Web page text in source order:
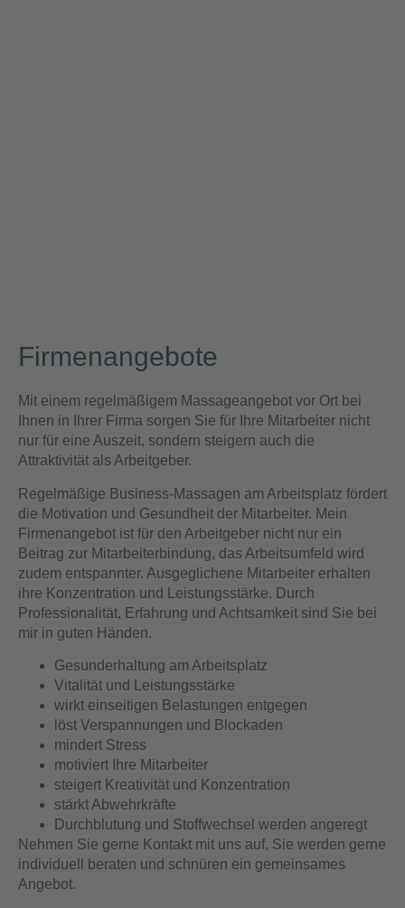
Firmenangebote
Mit einem regelmäßigem Massageangebot vor Ort bei
Ihnen in Ihrer Firma sorgen Sie für Ihre Mitarbeiter nicht
nur für eine Auszeit, sondern steigern auch die
Attraktivität als Arbeitgeber.
Regelmäßige Business-Massagen am Arbeitsplatz fördert
die Motivation und Gesundheit der Mitarbeiter. Mein
Firmenangebot ist für den Arbeitgeber nicht nur ein
Beitrag zur Mitarbeiterbindung, das Arbeitsumfeld wird
zudem entspannter. Ausgeglichene Mitarbeiter erhalten
ihre Konzentration und Leistungsstärke. Durch
Professionalität, Erfahrung und Achtsamkeit sind Sie bei
mir in guten Händen.
Gesunderhaltung am Arbeitsplatz
Vitalität und Leistungsstärke
wirkt einseitigen Belastungen entgegen
löst Verspannungen und Blockaden
mindert Stress
motiviert Ihre Mitarbeiter
steigert Kreativität und Konzentration
stärkt Abwehrkräfte
Durchblutung und Stoffwechsel werden angeregt
Nehmen Sie gerne Kontakt mit uns auf, Sie werden gerne
individuell beraten und schnüren ein gemeinsames
Angebot.